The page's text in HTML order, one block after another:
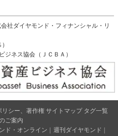
社ダイヤモンド・フィナンシャル・リ
ジネス協会（ＪＣＢＡ）
リシー、著作権 サイトマップ タグ一覧
ご案内
ド・オンライン 週刊ダイヤモンド